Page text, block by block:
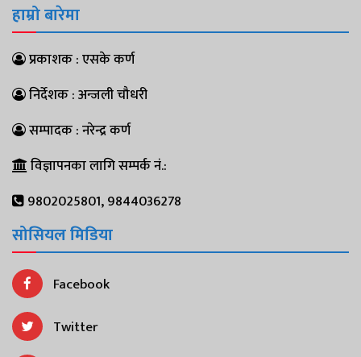
हाम्रो बारेमा
प्रकाशक : एसके कर्ण
निर्देशक : अन्जली चौधरी
सम्पादक : नरेन्द्र कर्ण
विज्ञापनका लागि सम्पर्क नं.:
9802025801, 9844036278
सोसियल मिडिया
Facebook
Twitter